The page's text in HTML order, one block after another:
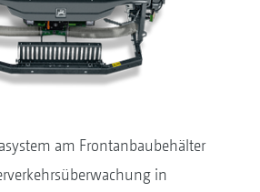
am Frontanbaubehälter
in